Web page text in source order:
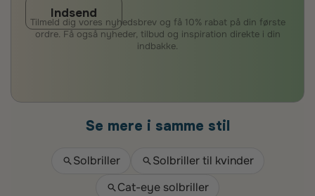
Indsend
Tilmeld dig vores nyhedsbrev og få 10% rabat på din første
ordre. Få også nyheder, tilbud og inspiration direkte i din
indbakke.
Se mere i samme stil
Solbriller
Solbriller til kvinder
Cat-eye solbriller